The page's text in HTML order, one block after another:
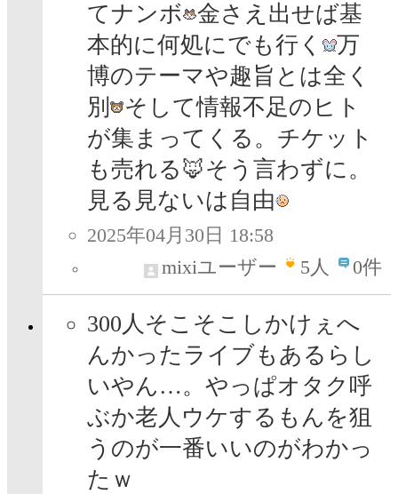
てナンボ
金さえ出せば基
本的に何処にでも行く
万
博のテーマや趣旨とは全く
別
そして情報不足のヒト
が集まってくる。チケット
も売れる🦊そう言わずに。
見る見ないは自由
2025年04月30日 18:58
mixiユーザー
5人 0件
300人そこそこしかけぇへ
んかったライブもあるらし
いやん…。やっぱオタク呼
ぶか老人ウケするもんを狙
うのが一番いいのがわかっ
たｗ